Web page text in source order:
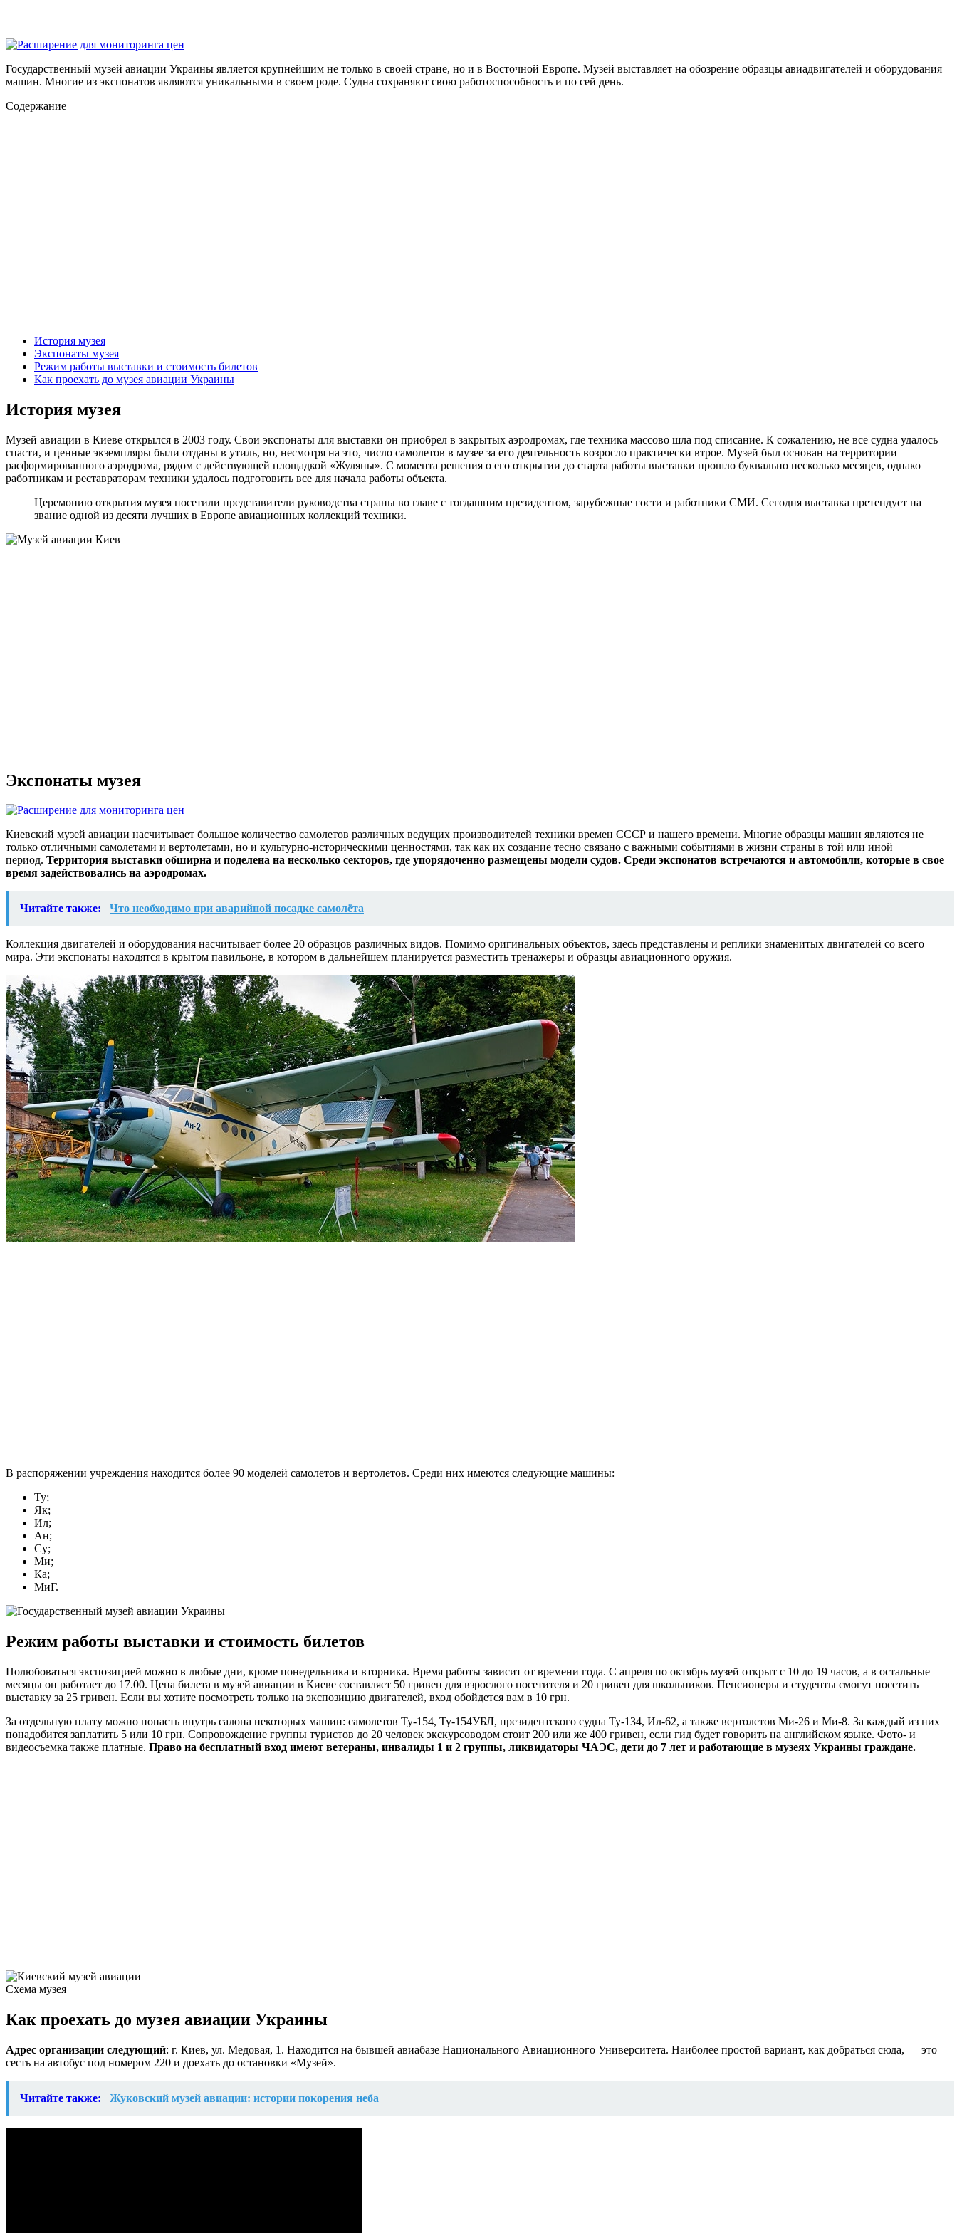
Государственный музей авиации Украины является крупнейшим не только в своей стране, но и в Восточной Европе. Музей выставляет на обозрение образцы авиадвигателей и оборудования
машин. Многие из экспонатов являются уникальными в своем роде. Судна сохраняют свою работоспособность и по сей день.
Содержание
История музея
Экспонаты музея
Режим работы выставки и стоимость билетов
Как проехать до музея авиации Украины
История музея
Музей авиации в Киеве открылся в 2003 году. Свои экспонаты для выставки он приобрел в закрытых аэродромах, где техника массово шла под списание. К сожалению, не все судна удалось
спасти, и ценные экземпляры были отданы в утиль, но, несмотря на это, число самолетов в музее за его деятельность возросло практически втрое. Музей был основан на территории
расформированного аэродрома, рядом с действующей площадкой «Жуляны». С момента решения о его открытии до старта работы выставки прошло буквально несколько месяцев, однако
работникам и реставраторам техники удалось подготовить все для начала работы объекта.
Церемонию открытия музея посетили представители руководства страны во главе с тогдашним президентом, зарубежные гости и работники СМИ. Сегодня выставка претендует на
звание одной из десяти лучших в Европе авиационных коллекций техники.
Экспонаты музея
Киевский музей авиации насчитывает большое количество самолетов различных ведущих производителей техники времен СССР и нашего времени. Многие образцы машин являются не
только отличными самолетами и вертолетами, но и культурно-историческими ценностями, так как их создание тесно связано с важными событиями в жизни страны в той или иной
период. Территория выставки обширна и поделена на несколько секторов, где упорядоченно размещены модели судов. Среди экспонатов встречаются и автомобили, которые в свое
время задействовались на аэродромах.
Читайте также: Что необходимо при аварийной посадке самолёта
Коллекция двигателей и оборудования насчитывает более 20 образцов различных видов. Помимо оригинальных объектов, здесь представлены и реплики знаменитых двигателей со всего
мира. Эти экспонаты находятся в крытом павильоне, в котором в дальнейшем планируется разместить тренажеры и образцы авиационного оружия.
В распоряжении учреждения находится более 90 моделей самолетов и вертолетов. Среди них имеются следующие машины:
Ту;
Як;
Ил;
Ан;
Су;
Ми;
Ка;
МиГ.
Режим работы выставки и стоимость билетов
Полюбоваться экспозицией можно в любые дни, кроме понедельника и вторника. Время работы зависит от времени года. С апреля по октябрь музей открыт с 10 до 19 часов, а в остальные
месяцы он работает до 17.00. Цена билета в музей авиации в Киеве составляет 50 гривен для взрослого посетителя и 20 гривен для школьников. Пенсионеры и студенты смогут посетить
выставку за 25 гривен. Если вы хотите посмотреть только на экспозицию двигателей, вход обойдется вам в 10 грн.
За отдельную плату можно попасть внутрь салона некоторых машин: самолетов Ту-154, Ту-154УБЛ, президентского судна Ту-134, Ил-62, а также вертолетов Ми-26 и Ми-8. За каждый из них
понадобится заплатить 5 или 10 грн. Сопровождение группы туристов до 20 человек экскурсоводом стоит 200 или же 400 гривен, если гид будет говорить на английском языке. Фото- и
видеосъемка также платные. Право на бесплатный вход имеют ветераны, инвалиды 1 и 2 группы, ликвидаторы ЧАЭС, дети до 7 лет и работающие в музеях Украины граждане.
Схема музея
Как проехать до музея авиации Украины
Адрес организации следующий: г. Киев, ул. Медовая, 1. Находится на бывшей авиабазе Национального Авиационного Университета. Наиболее простой вариант, как добраться сюда, — это
сесть на автобус под номером 220 и доехать до остановки «Музей».
Читайте также: Жуковский музей авиации: истории покорения неба